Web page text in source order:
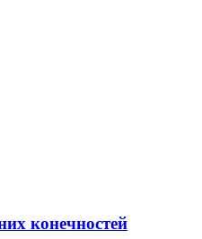
конечностей